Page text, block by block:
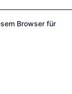
Browser für